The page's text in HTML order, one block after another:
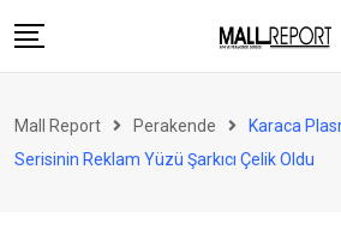
to
Perakende
Mall Report Perakende
Karaca
Serisinin Reklam Yüzü Şarkıcı Çelik Oldu